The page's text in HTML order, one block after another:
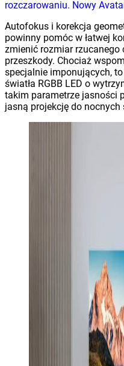
rozczarowaniu. Nowy
Autofokus i korekcja
powinny pomóc w łatwej
zmienić rozmiar rzucanego
przeszkody. Chociaż
specjalnie imponujących,
światła RGBB LED o
takim parametrze jasności
jasną projekcję do nocnych